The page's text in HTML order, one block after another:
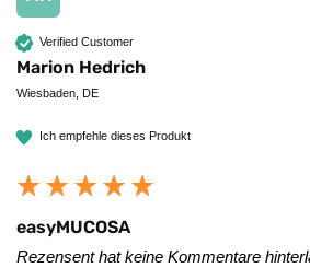
Verified Customer
Marion Hedrich
Wiesbaden, DE
Ich empfehle dieses Produkt
easyMUCOSA
Rezensent hat keine Kommentare